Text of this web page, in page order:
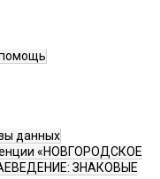
данных
«НОВГОРОДСКОЕ
ЗНАКОВЫЕ